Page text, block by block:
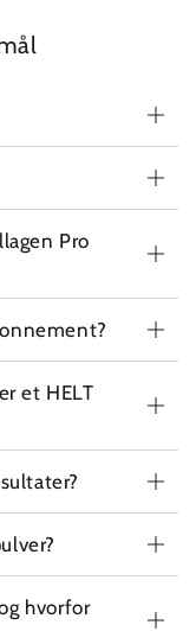
Pro
et HELT
hvorfor